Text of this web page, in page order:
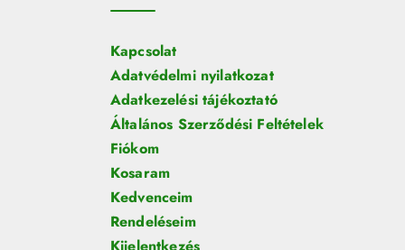
Kapcsolat
Adatvédelmi nyilatkozat
Adatkezelési tájékoztató
Általános Szerződési Feltételek
Fiókom
Kosaram
Kedvenceim
Rendeléseim
Kijelentkezés